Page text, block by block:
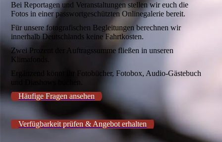
Bei Reportagen und Veranstaltungen stellen wir euch die
Fotos in einer passwortgeschützten Onlinegalerie bereit.
Für unsere fotografischen Begleitungen berechnen wir
innerhalb Deutschlands keine Fahrtkosten.
Zwei Prozent der Auftragssumme fließen in unseren
Klimafonds.
Ergänzend könnt ihr Fotobücher, Fotobox, Audio-Gästebuch
und Diashows buchen.
Häufige Fragen ansehen
Verfügbarkeit prüfen & Angebot erhalten